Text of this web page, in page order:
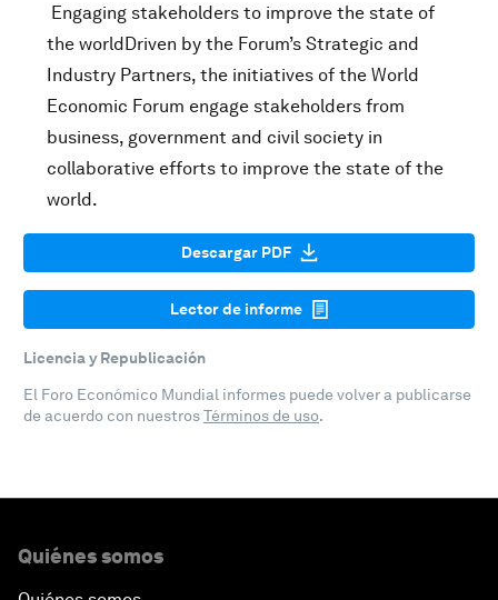
Engaging stakeholders to improve the state of
the worldDriven by the Forum’s Strategic and
Industry Partners, the initiatives of the World
Economic Forum engage stakeholders from
business, government and civil society in
collaborative efforts to improve the state of the
world.
Descargar PDF
Lector de informe
Licencia y Republicación
El Foro Económico Mundial informes puede volver a publicarse
de acuerdo con nuestrosTérminos de uso.
Quiénes somos